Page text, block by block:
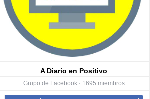
A Diario en Positivo
Grupo de Facebook · 1695 miembros